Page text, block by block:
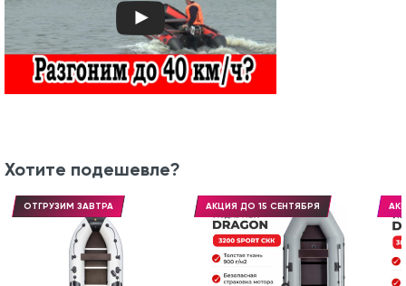
Хотите подешевле?
ОТГРУЗИМ ЗАВТРА АКЦИЯ ДО 15 СЕНТЯБРЯ